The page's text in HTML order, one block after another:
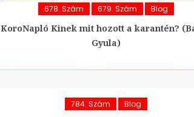
678. Szám
679. Szám Blog
KoroNapló Kinek mit hozott a karantén?
Gyula)
784. Szám Blog